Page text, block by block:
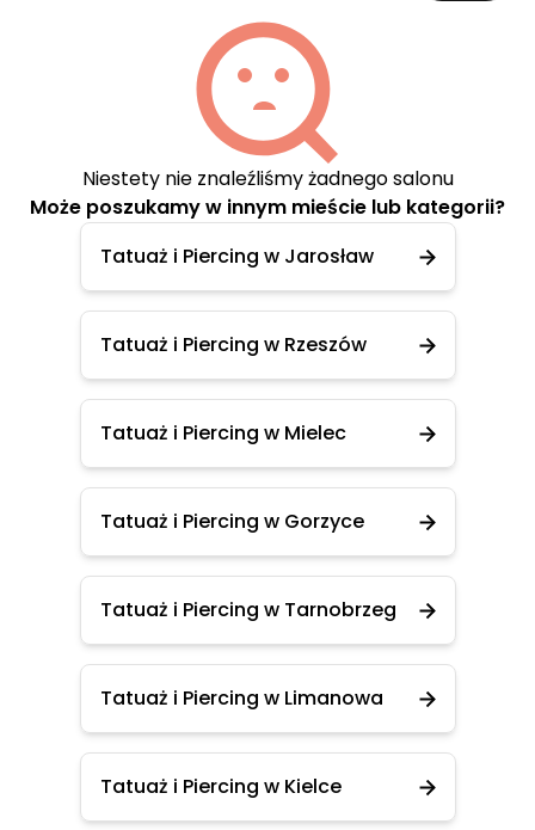
Niestety nie znaleźliśmy żadnego salonu
Może poszukamy w innym mieście lub kategorii?
Tatuaż i Piercing w Jarosław
Tatuaż i Piercing w Rzeszów
Tatuaż i Piercing w Mielec
Tatuaż i Piercing w Gorzyce
Tatuaż i Piercing w Tarnobrzeg
Tatuaż i Piercing w Limanowa
Tatuaż i Piercing w Kielce